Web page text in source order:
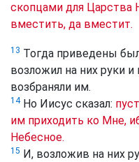
скопцами для Царства
вместить, да вместит.
13 Тогда приведены
возложил на них руки
возбраняли им.
14Но Иисус сказал:
им приходить ко Мне,
Небесное.
15 И, возложив на них